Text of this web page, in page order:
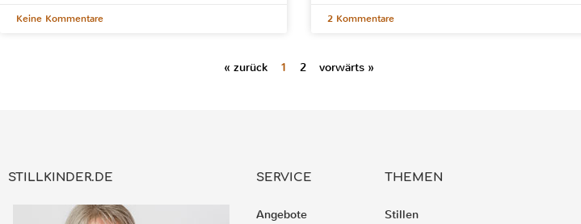
Keine Kommentare 2 Kommentare
« zurück 1 2 vorwärts »
STILLKINDER.DE SERVICE
Angebote
THEMEN
Stillen